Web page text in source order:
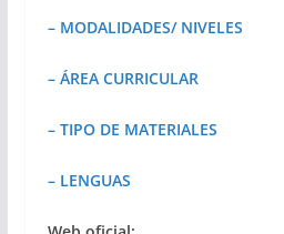
– MODALIDADES/ NIVELES
– ÁREA CURRICULAR
– TIPO DE MATERIALES
– LENGUAS